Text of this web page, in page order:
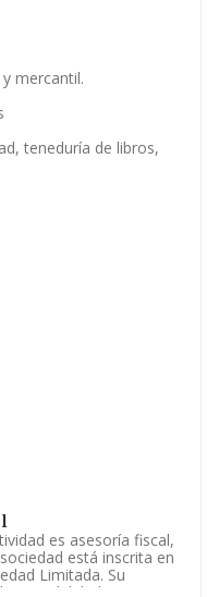
mercantil.
teneduría de libros,
es asesoría fiscal,
está inscrita en
Limitada. Su
contabilidad,